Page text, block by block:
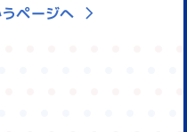
ページへ